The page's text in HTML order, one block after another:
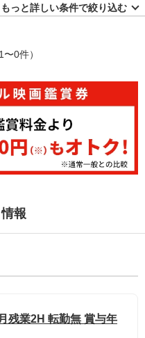
もっと詳しい条件で絞り込む
〜0件）
報
残業2H 転勤無 賞与年